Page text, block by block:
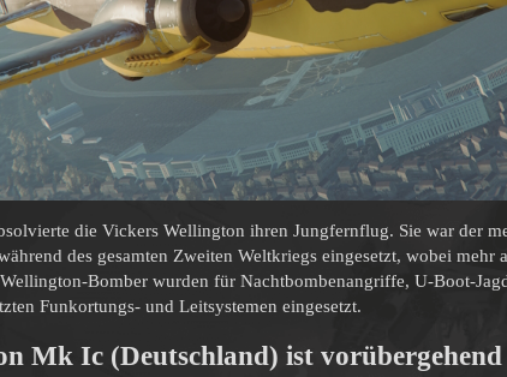
die Vickers Wellington ihren Jungfernflug. Sie war der
des gesamten Zweiten Weltkriegs eingesetzt, wobei mehr
Bomber wurden für Nachtbombenangriffe, U-Boot-
Funkortungs- und Leitsystemen eingesetzt.
Mk Ic (Deutschland) ist